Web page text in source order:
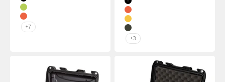
Zwart
Kalk
Oranje
+7
Zwart
Oranje
Geel
Olijf
+3